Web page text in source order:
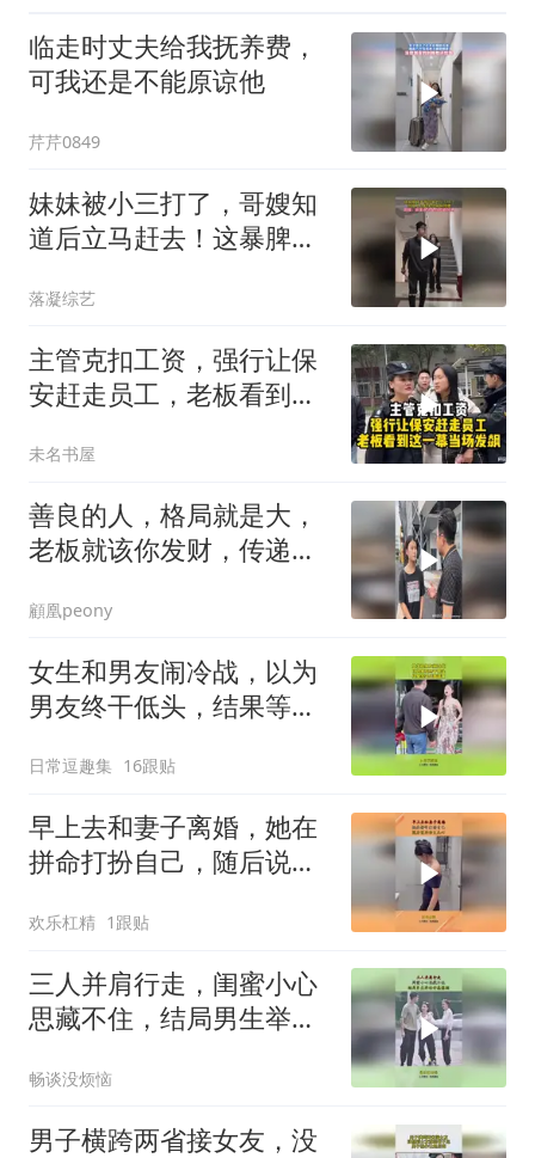
临走时丈夫给我抚养费，
可我还是不能原谅他
芹芹0849
妹妹被小三打了，哥嫂知
道后立马赶去！这暴脾
落凝综艺
主管克扣工资，强行让保
安赶走员工，老板看到这
未名书屋
善良的人，格局就是大，
老板就该你发财，传递正
顧凰peony
女生和男友闹冷战，以为
男友终干低头，结果等来
日常逗趣集 16跟贴
早上去和妻子离婚，她在
拼命打扮自己，随后说的
欢乐杠精 1跟贴
三人并肩行走，闺蜜小心
思藏不住，结局男生举动
畅谈没烦恼
男子横跨两省接女友，没